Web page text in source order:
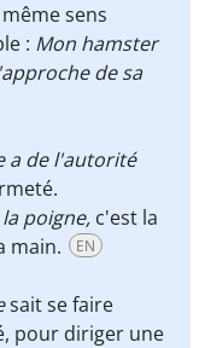
sens
: Mon hamster
de sa
a de l'autorité
la poigne, c'est la
main.
EN
sait se faire
pour diriger une